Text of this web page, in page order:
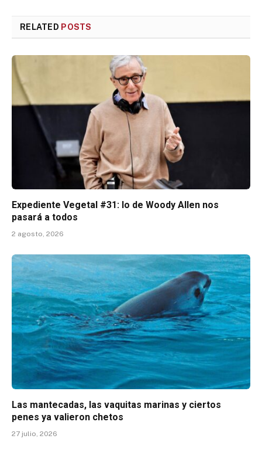
RELATED POSTS
Expediente Vegetal #31: lo de Woody Allen nos
pasará a todos
2 agosto, 2026
Las mantecadas, las vaquitas marinas y ciertos
penes ya valieron chetos
27 julio, 2026